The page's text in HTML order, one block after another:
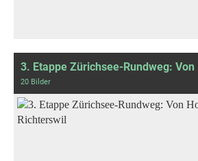
20 Bilder